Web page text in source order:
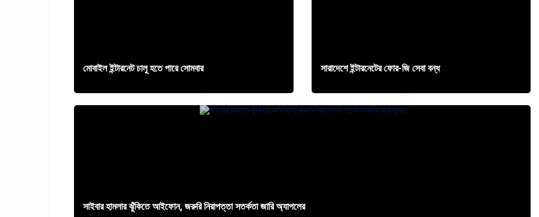
মোবাইল ইন্টারনেট চালু হতে পারে সোমবার সারাদেশে ইন্টারনেটের ফোর-জি সেবা বন্ধ
সাইবার হামলার ঝুঁকিতে আইফোন, জরুরি নিরাপত্তা সতর্কতা জারি অ্যাপলের